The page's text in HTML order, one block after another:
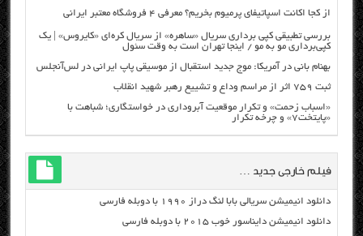
از کجا اکانت اسپاتیفای پرمیوم بخریم؟ معرفی ۴ فروشگاه معتبر ایرانی
بررسی تطبیقی کپی برداری سریال «ساهره» از سریال کره‌ای «کایروس» | یک
کپی‌برداری مو به مو / اینجا تهران است به وقت سئول
بهنام بانی در آمریکا: موج جدید استقبال از موسیقی پاپ ایرانی در لس‌آنجلس
ثبت ۷۵۹ اثر از مراسم وداع و تشییع رهبر شهید انقلاب
«اسباب زحمت» و تکرار موقعیت آبروداری در خواستگاری؛ شباهت با
«پایتخت۷» و چرخه تکرار
فیلم خارجی جدید …
دانلود انیمیشن سریالی بابا لنگ دراز ۱۹۹۰ با دوبله فارسی
دانلود انیمیشن دایناسور خوب ۲۰۱۵ با دوبله فارسی